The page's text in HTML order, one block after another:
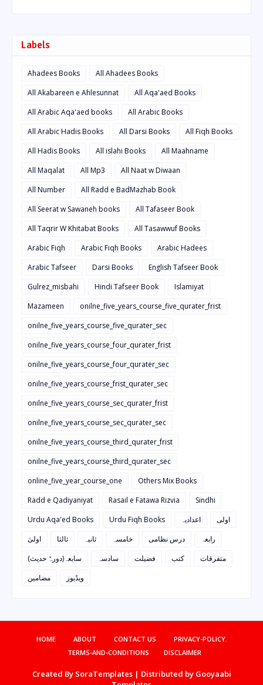
Labels
Ahadees Books
All Ahadees Books
All Akabareen e Ahlesunnat
All Aqa'aed Books
All Arabic Aqa'aed books
All Arabic Books
All Arabic Hadis Books
All Darsi Books
All Fiqh Books
All Hadis Books
All islahi Books
All Maahname
All Maqalat
All Mp3
All Naat w Diwaan
All Number
All Radd e BadMazhab Book
All Seerat w Sawaneh books
All Tafaseer Book
All Taqrir W Khitabat Books
All Tasawwuf Books
Arabic Fiqh
Arabic Fiqh Books
Arabic Hadees
Arabic Tafseer
Darsi Books
English Tafseer Book
Gulrez_misbahi
Hindi Tafseer Book
Islamiyat
Mazameen
onilne_five_years_course_five_qurater_frist
onilne_five_years_course_five_qurater_sec
onilne_five_years_course_four_qurater_frist
onilne_five_years_course_four_qurater_sec
onilne_five_years_course_frist_qurater_sec
onilne_five_years_course_sec_qurater_frist
onilne_five_years_course_sec_qurater_sec
onilne_five_years_course_third_qurater_frist
onilne_five_years_course_third_qurater_sec
online_five_year_course_one
Others Mix Books
Radd e Qadiyaniyat
Rasail e Fatawa Rizvia
Sindhi
Urdu Aqa'ed Books
Urdu Fiqh Books اعدادیہ
اولی
اولیٰ
ثالثا ثانیہ خامسہ درس نظامی
رابعہ
سابعہ(دورہٌ حدیث)
سادسہ فضیلت کتب
متفرقات
مضامین
ویڈیوز
HOME ABOUT CONTACT US
PRIVACY-POLICY.
TERMS-AND-CONDITIONS
DISCLAIMER
Created By SoraTemplates| Distributed by Gooyaabi